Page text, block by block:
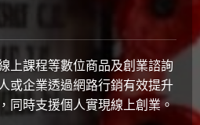
上課程等數位商品及創業諮詢
或企業透過網路行銷有效提升
同時支援個人實現線上創業。